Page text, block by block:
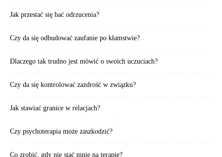
Jak przestać się bać odrzucenia?
Czy da się odbudować zaufanie po kłamstwie?
Dlaczego tak trudno jest mówić o swoich uczuciach?
Czy da się kontrolować zazdrość w związku?
Jak stawiać granice w relacjach?
Czy psychoterapia może zaszkodzić?
Co zrobić, gdy nie stać mnie na terapię?